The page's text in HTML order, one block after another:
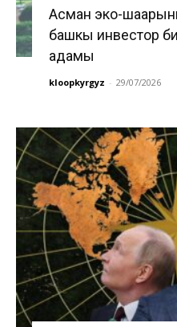
Асман эко-
башкы инвестор
адамы
kloopkyrgyz - 29/07/2026